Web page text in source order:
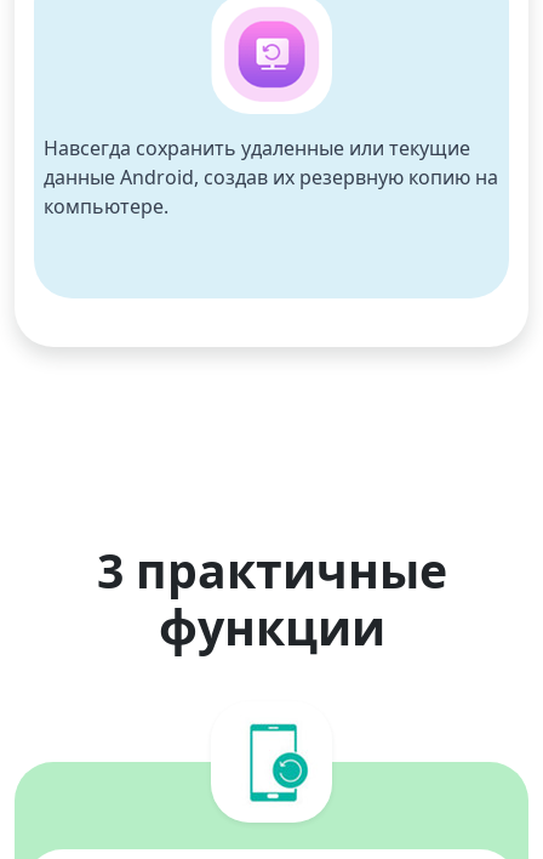
Навсегда сохранить удаленные или текущие
данные Android, создав их резервную копию на
компьютере.
3 практичные
функции